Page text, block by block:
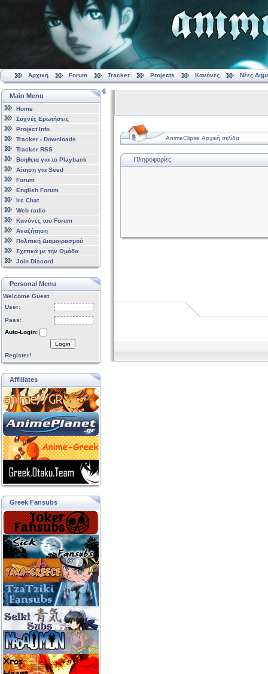
Αρχική Forum Tracker Projects Κανόνες Νέες
Main Menu
Home
Συχνές Ερωτήσεις
Project Info
Tracker - Downloads
Tracker RSS
Βοήθεια για το Playback
Αίτηση για Seed
Forum
English Forum
Irc Chat
Web radio
Κανόνες του Forum
Αναζήτηση
Πολιτική Διαμοιρασμού
Σχετικά με την Ομάδα
Join Discord
Personal Menu
Welcome Guest
User:
Pass:
Auto-Login:
Login
Register!
Affiliates
Greek Fansubs
AnimeClipse Αρχική σελίδα
Πληροφορίες